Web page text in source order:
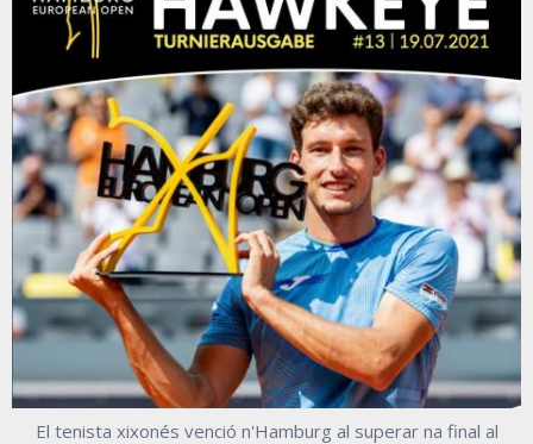
El tenista xixonés venció n'Hamburg al superar na final al